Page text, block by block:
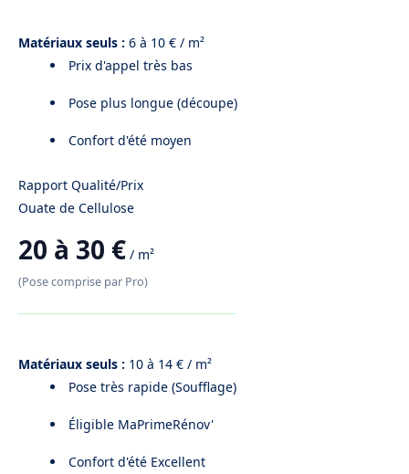
Matériaux seuls : 6 à 10 € / m²
Prix d'appel très bas
Pose plus longue (découpe)
Confort d'été moyen
Rapport Qualité/Prix
Ouate de Cellulose
20 à 30 € / m²
(Pose comprise par Pro)
Matériaux seuls : 10 à 14 € / m²
Pose très rapide (Soufflage)
Éligible MaPrimeRénov'
Confort d'été Excellent